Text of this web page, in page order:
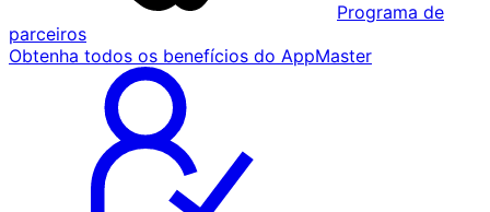
Programa de
parceiros
Obtenha todos os benefícios do AppMaster